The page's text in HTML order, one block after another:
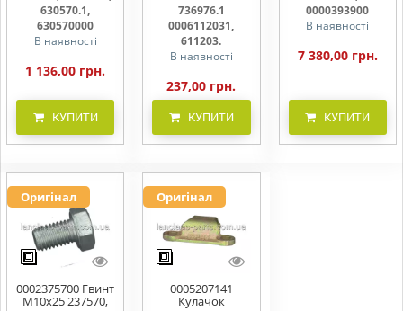
630570.1,
630570000
В наявності
1 136,00 грн.
КУПИТИ
611203.
736976.1
0006112031,
611203.
В наявності
237,00 грн.
КУПИТИ
0000393900
В наявності
7 380,00 грн.
КУПИТИ
Оригінал
0002375700 Гвинт
M10x25 237570,
Оригінал
0005207141
Кулачок